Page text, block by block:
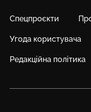
Спецпроєкти
Угода користувача
Редакційна політика